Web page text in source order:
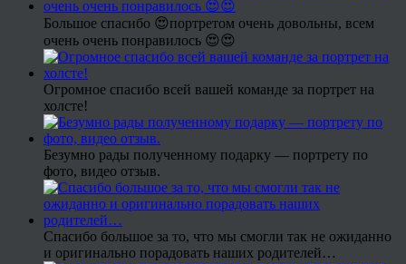
Большое спасибо 😍портретом очень довольны, всем
очень очень понравилось 😍😍
Огромное спасибо всей вашей команде за портрет на
холсте!
Безумно рады полученному подарку — портрету по
фото, видео отзыв.
Спасибо большое за то, что мы смогли так не ожиданно
и оригинально порадовать наших родителей…